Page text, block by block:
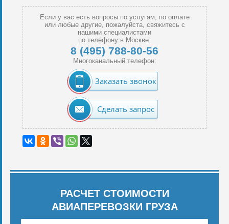
Если у вас есть вопросы по услугам, по оплате
или любые другие, пожалуйста, свяжитесь с
нашими специалистами
по телефону в Москве:
8 (495) 788-80-56
Многоканальный телефон:
Заказать звонок
Сделать запрос
РАСЧЕТ СТОИМОСТИ
АВИАПЕРЕВОЗКИ ГРУЗА